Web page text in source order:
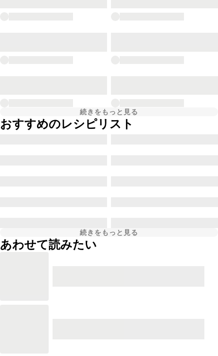
続きをもっと見る
おすすめのレシピリスト
続きをもっと見る
あわせて読みたい